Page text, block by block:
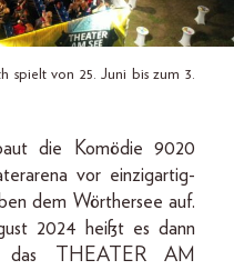
spielt von 25. Juni bis zum 3.
die Komödie 9020
vor einzigartig-
dem Wörthersee auf.
2024 heißt es dann
das THEATER AM